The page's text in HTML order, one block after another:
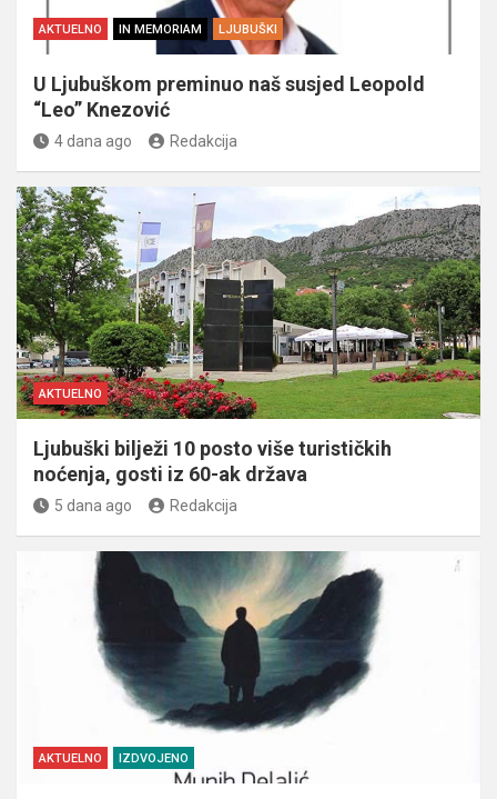
AKTUELNO IN MEMORIAM LJUBUŠKI
U Ljubuškom preminuo naš susjed Leopold
“Leo” Knezović
4 dana ago Redakcija
AKTUELNO
Ljubuški bilježi 10 posto više turističkih
noćenja, gosti iz 60-ak država
5 dana ago Redakcija
AKTUELNO IZDVOJENO